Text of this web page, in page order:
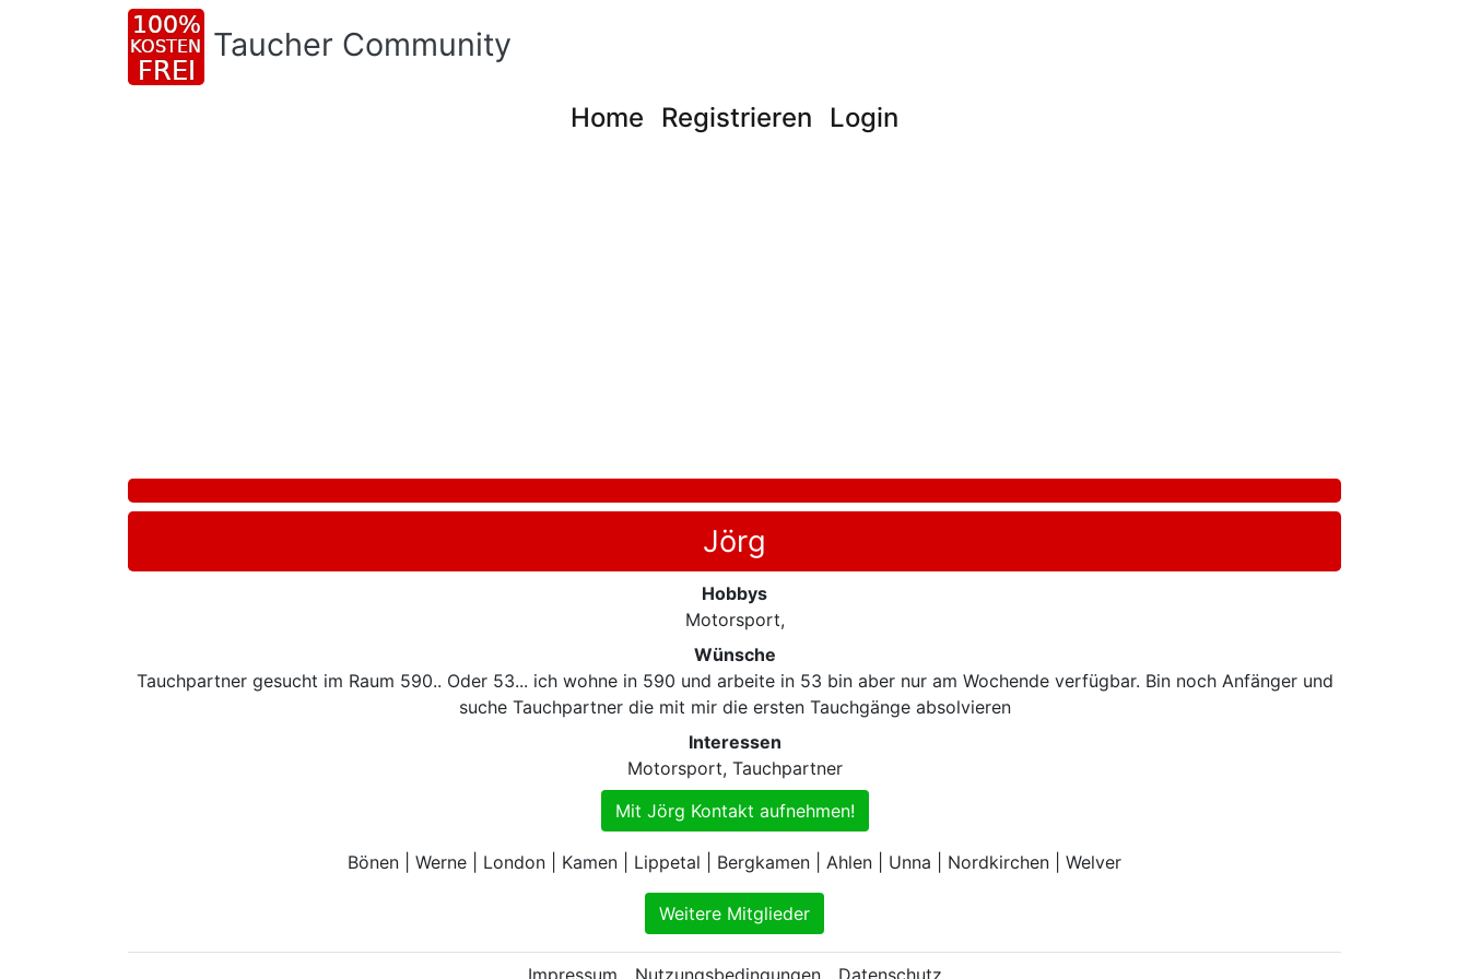
Taucher Community
Home Registrieren Login
Jörg
Hobbys
Motorsport,
Wünsche
Tauchpartner gesucht im Raum 590.. Oder 53... ich wohne in 590 und arbeite in 53 bin aber nur am Wochende verfügbar. Bin noch Anfänger und
suche Tauchpartner die mit mir die ersten Tauchgänge absolvieren
Interessen
Motorsport, Tauchpartner
Mit Jörg Kontakt aufnehmen!
Bönen | Werne | London | Kamen | Lippetal | Bergkamen | Ahlen | Unna | Nordkirchen | Welver
Weitere Mitglieder
Impressum Nutzungsbedingungen Datenschutz